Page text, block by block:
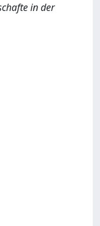
in der